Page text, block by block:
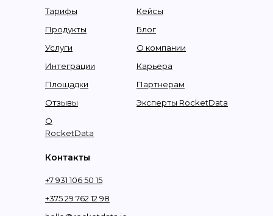
+375 29 762 12 98
+7 931 106 50 15
Контакты
О компании
Кейсы
Блог
Эксперты RocketData
Партнерам
Карьера
Продукты
Тарифы
О
RocketData
Отзывы
Площадки
Услуги
Интеграции